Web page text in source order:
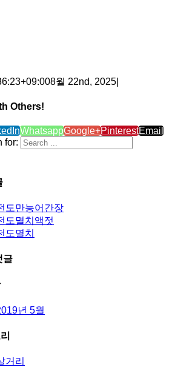
8월 22nd, 2025
Others!
WhatsappGoogle+PinterestEmail
for:
도만능어간장
도멸치액젓
도멸치
글
년 5월
거리